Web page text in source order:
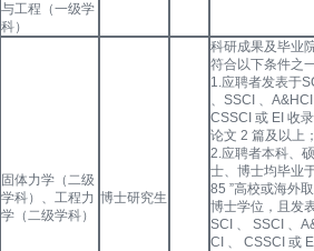
与工程（一级学
科）
固体力学（二级
学科）、工程力
学（二级学科）
博士研究生
科研成果及毕业
符合以下条件之
1.应聘者发表于
、SSCI 、
CSSCI 或 EI 收
论文 2 篇及以上
2.应聘者本科、硕
士、博士均毕业
85 ”高校或海外
博士学位，且发
SCI 、 SSCI 、
CI 、 CSSCI 或